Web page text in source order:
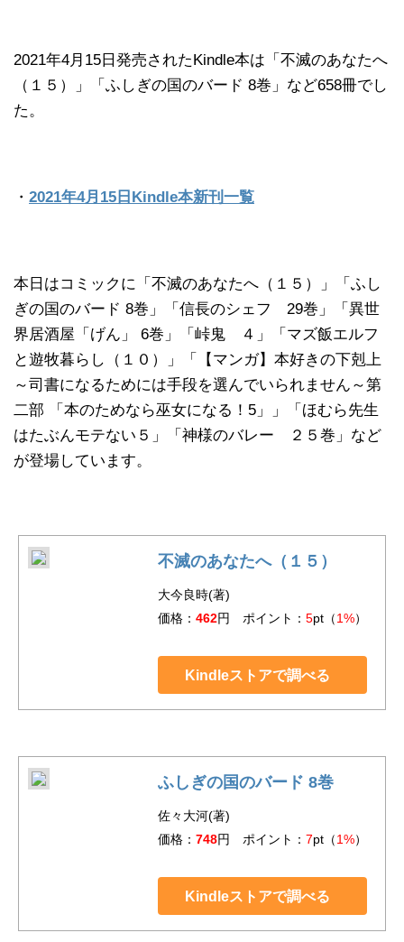
2021年4月15日発売されたKindle本は「不滅のあなたへ
（１５）」「ふしぎの国のバード 8巻」など658冊でし
た。
・ 2021年4月15日Kindle本新刊一覧
本日はコミックに「不滅のあなたへ（１５）」「ふし
ぎの国のバード 8巻」「信長のシェフ 29巻」「異世
界居酒屋「げん」 6巻」「峠鬼 ４」「マズ飯エルフ
と遊牧暮らし（１０）」「【マンガ】本好きの下剋上
～司書になるためには手段を選んでいられません～第
二部 「本のためなら巫女になる！5」」「ほむら先生
はたぶんモテない５」「神様のバレー ２５巻」など
が登場しています。
不滅のあなたへ（１５）
大今良時(著)
価格： 462円 ポイント： 5pt（1%）
Kindleストアで調べる
ふしぎの国のバード 8巻
佐々大河(著)
価格： 748円 ポイント： 7pt（1%）
Kindleストアで調べる